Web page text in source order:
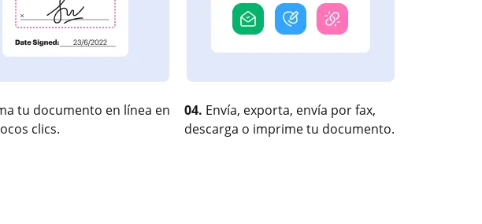
tu documento en línea en
clics.
04. Envía, exporta, envía por fax,
descarga o imprime tu documento.